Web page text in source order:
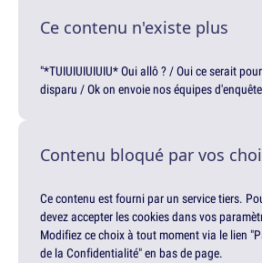
Ce contenu n'existe plus
"*TUIUIUIUIUIU* Oui allô ? / Oui ce serait
disparu / Ok on envoie nos équipes
Contenu bloqué par vos
Ce contenu est fourni par un service tiers.
devez accepter les cookies dans vos
Modifiez ce choix à tout moment via le lien
de la Confidentialité" en bas de page.